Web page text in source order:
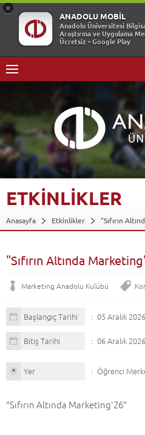
ETKİNLİKLER
Anasayfa Etkinlikler "Sıfırın
"Sıfırın Altında
Marketing Anadolu Kulübü
Başlangıç Tarihi 05 Aralık
Bitiş Tarihi 06 Aralık
Yer Öğrenci
"Sıfırın Altında Marketing'26"